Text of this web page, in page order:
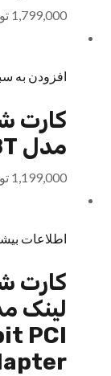
1,799,000
افزودن به
مدل DGE-528T
1,199,000
اطلاعات
PCI